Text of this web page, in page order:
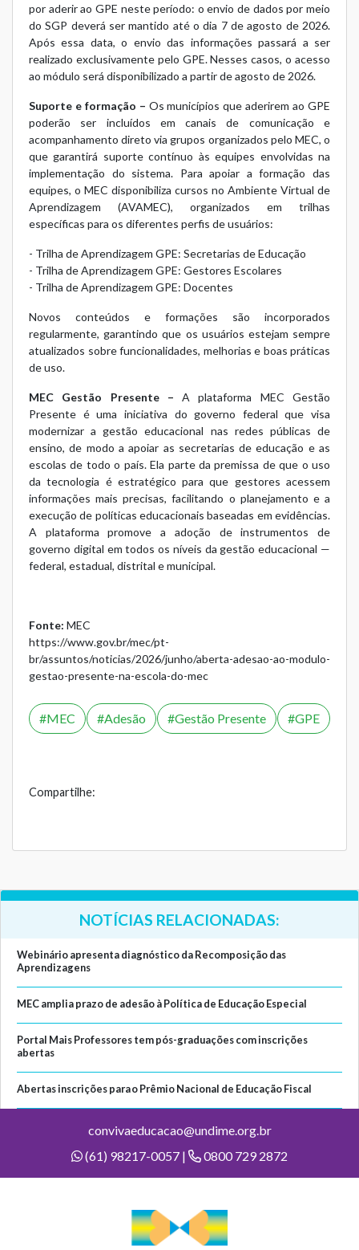
por aderir ao GPE neste período: o envio de dados por meio
do SGP deverá ser mantido até o dia 7 de agosto de 2026.
Após essa data, o envio das informações passará a ser
realizado exclusivamente pelo GPE. Nesses casos, o acesso
ao módulo será disponibilizado a partir de agosto de 2026.
Suporte e formação – Os municípios que aderirem ao GPE
poderão ser incluídos em canais de comunicação e
acompanhamento direto via grupos organizados pelo MEC, o
que garantirá suporte contínuo às equipes envolvidas na
implementação do sistema. Para apoiar a formação das
equipes, o MEC disponibiliza cursos no Ambiente Virtual de
Aprendizagem (AVAMEC), organizados em trilhas
específicas para os diferentes perfis de usuários:
- Trilha de Aprendizagem GPE: Secretarias de Educação
- Trilha de Aprendizagem GPE: Gestores Escolares
- Trilha de Aprendizagem GPE: Docentes
Novos conteúdos e formações são incorporados
regularmente, garantindo que os usuários estejam sempre
atualizados sobre funcionalidades, melhorias e boas práticas
de uso.
MEC Gestão Presente – A plataforma MEC Gestão
Presente é uma iniciativa do governo federal que visa
modernizar a gestão educacional nas redes públicas de
ensino, de modo a apoiar as secretarias de educação e as
escolas de todo o país. Ela parte da premissa de que o uso
da tecnologia é estratégico para que gestores acessem
informações mais precisas, facilitando o planejamento e a
execução de políticas educacionais baseadas em evidências.
A plataforma promove a adoção de instrumentos de
governo digital em todos os níveis da gestão educacional —
federal, estadual, distrital e municipal.
Fonte: MEC
https://www.gov.br/mec/pt-
br/assuntos/noticias/2026/junho/aberta-adesao-ao-modulo-
gestao-presente-na-escola-do-mec
MEC Adesão Gestão Presente GPE
Compartilhe:
NOTÍCIAS RELACIONADAS:
Webinário apresenta diagnóstico da Recomposição das
Aprendizagens
MEC amplia prazo de adesão à Política de Educação Especial
Portal Mais Professores tem pós-graduações com inscrições
abertas
Abertas inscrições para o Prêmio Nacional de Educação Fiscal
convivaeducacao@undime.org.br
(61) 98217-0057 |
0800 729 2872